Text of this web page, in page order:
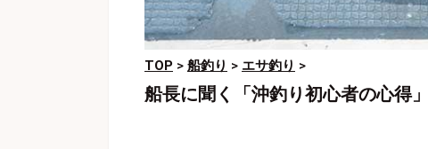
TOP > 船釣り > エサ釣り >
船長に聞く「沖釣り初心者の心